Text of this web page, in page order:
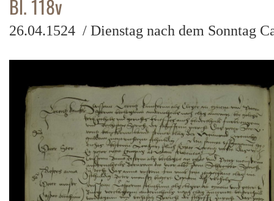
Bl. 118v
26.04.1524 / Dienstag nach dem Sonntag